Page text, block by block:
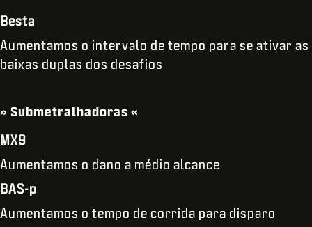
Besta
Aumentamos o intervalo de tempo para se ativar as
baixas duplas dos desafios
» Submetralhadoras «
MX9
Aumentamos o dano a médio alcance
BAS-p
Aumentamos o tempo de corrida para disparo